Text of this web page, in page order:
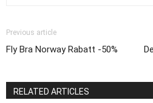
Previous article
Fly Bra Norway Rabatt -50%
RELATED ARTICLES